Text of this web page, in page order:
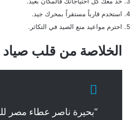
استخدم قارباً مستقراً بمحرك جيد.
احترم مواعيد منع الصيد في التكاثر.
الخلاصة من قلب صياد
“بحيرة ناصر عطاء مصر